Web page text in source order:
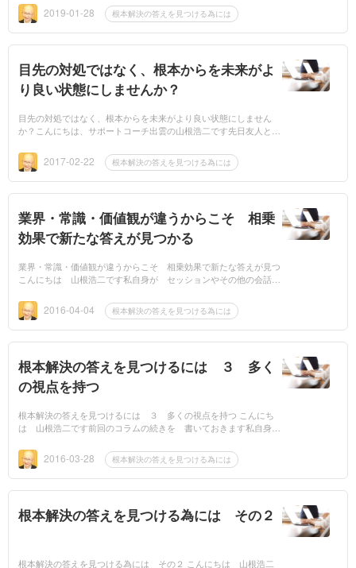
人が行かない...
2019-01-28 根本解決の答えを見つける為には
目先の対処ではなく、根本からを未来がよ
り良い状態にしませんか？
目先の対処ではなく、根本からを未来がより良い状態にしません
か？こんにちは、サポートコーチ出雲の山根浩二です先日友人と話
が役に立つ...2017-02-22 根本解決の答えを見つける為には
業界・常識・価値観が違うからこそ 相乗
効果で新たな答えが見つかる
業界・常識・価値観が違うからこそ 相乗効果で新たな答えが見つ
こんにちは 山根浩二です私自身が セッションやその他の会話の
2016-04-04 根本解決の答えを見つける為には
根本解決の答えを見つけるには ３ 多く
の視点を持つ
根本解決の答えを見つけるには ３ 多くの視点を持つ こんにち
は 山根浩二です前回のコラムの続きを 書いておきます私自身
つ...
2016-03-28 根本解決の答えを見つける為には
根本解決の答えを見つける為には その２
根本解決の答えを見つける為には その２ こんにちは 山根浩二